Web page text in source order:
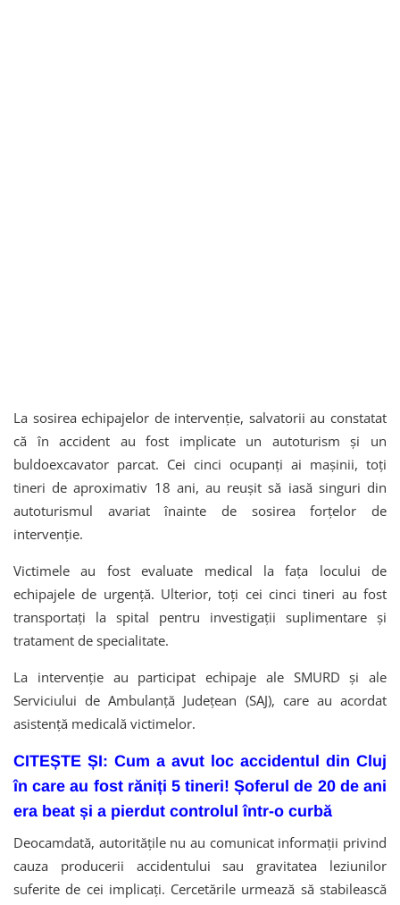
La sosirea echipajelor de intervenție, salvatorii au constatat
că în accident au fost implicate un autoturism și un
buldoexcavator parcat. Cei cinci ocupanți ai mașinii, toți
tineri de aproximativ 18 ani, au reușit să iasă singuri din
autoturismul avariat înainte de sosirea forțelor de
intervenție.
Victimele au fost evaluate medical la fața locului de
echipajele de urgență. Ulterior, toți cei cinci tineri au fost
transportați la spital pentru investigații suplimentare și
tratament de specialitate.
La intervenție au participat echipaje ale SMURD și ale
Serviciului de Ambulanță Județean (SAJ), care au acordat
asistență medicală victimelor.
CITEȘTE ȘI: Cum a avut loc accidentul din Cluj
în care au fost răniți 5 tineri! Șoferul de 20 de ani
era beat și a pierdut controlul într-o curbă
Deocamdată, autoritățile nu au comunicat informații privind
cauza producerii accidentului sau gravitatea leziunilor
suferite de cei implicați. Cercetările urmează să stabilească